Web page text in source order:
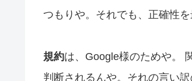
つもりや。それでも、正確性
規約は、Google様のためや。
判断されるんや。それの言い